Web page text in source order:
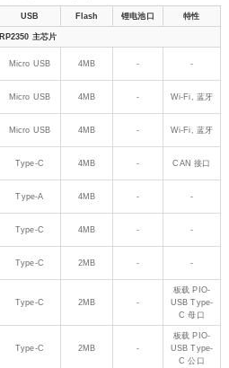
USB Flash 锂电池口 特性
RP2350 主芯片
Micro USB 4MB - -
Micro USB 4MB - Wi-Fi, 蓝牙
Micro USB 4MB - Wi-Fi, 蓝牙
Type-C 4MB - CAN 接口
Type-A 4MB - -
Type-C 4MB - -
Type-C 2MB - -
Type-C 2MB -
板载 PIO-
USB Type-
C 母口
Type-C 2MB -
板载 PIO-
USB Type-
C 公口